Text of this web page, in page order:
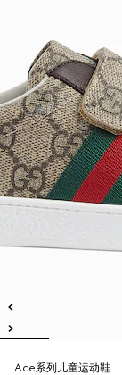
Ace系列儿童运动鞋